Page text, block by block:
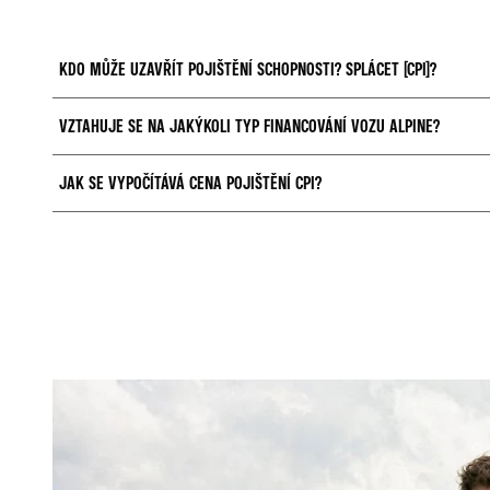
KDO MŮŽE UZAVŘÍT POJIŠTĚNÍ SCHOPNOSTI? SPLÁCET (CPI)?
Oprávněni ke vstupu do pojištění jsou všichni zákazníci, kteří mají s RCI
letech)
VZTAHUJE SE NA JAKÝKOLI TYP FINANCOVÁNÍ VOZU ALPINE?
Pojištění CPI se vztahuje na klasický úvěr nebo finanční leasing. Nelze
JAK SE VYPOČÍTÁVÁ CENA POJIŠTĚNÍ CPI?